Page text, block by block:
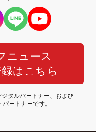
ニュース
はこちら
タルパートナー、および
ートナーです。